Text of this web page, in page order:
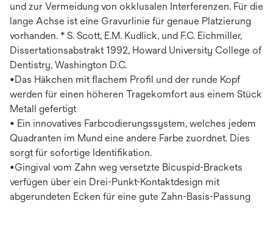
und zur Vermeidung von okklusalen Interferenzen. Für die
lange Achse ist eine Gravurlinie für genaue Platzierung
vorhanden. * S. Scott, E.M. Kudlick, und F.C. Eichmiller,
Dissertationsabstrakt 1992, Howard University College of
Dentistry, Washington D.C.
•Das Häkchen mit flachem Profil und der runde Kopf
werden für einen höheren Tragekomfort aus einem Stück
Metall gefertigt
• Ein innovatives Farbcodierungssystem, welches jedem
Quadranten im Mund eine andere Farbe zuordnet. Dies
sorgt für sofortige Identifikation.
•Gingival vom Zahn weg versetzte Bicuspid-Brackets
verfügen über ein Drei-Punkt-Kontaktdesign mit
abgerundeten Ecken für eine gute Zahn-Basis-Passung